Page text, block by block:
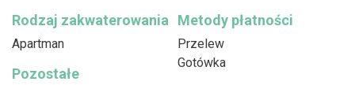
Rodzaj zakwaterowania
Apartman
Metody płatności
Przelew
Gotówka
Pozostałe